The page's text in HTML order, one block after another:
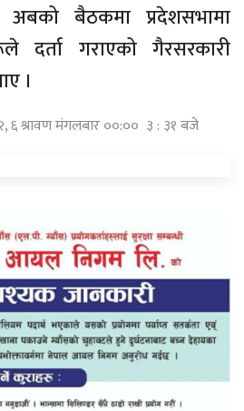
अबको बैठकमा प्रदेशसभामा
दर्ता गराएको गैरसरकारी
।
६ श्रावण मंगलबार ००:०० ३ : ३१ बजे